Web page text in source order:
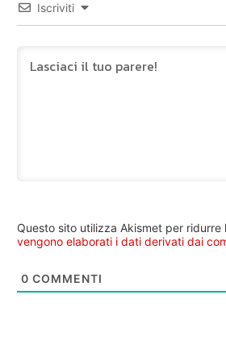
Iscriviti
Questo sito utilizza Akismet per ridurre
vengono elaborati i dati derivati dai
0 COMMENTI